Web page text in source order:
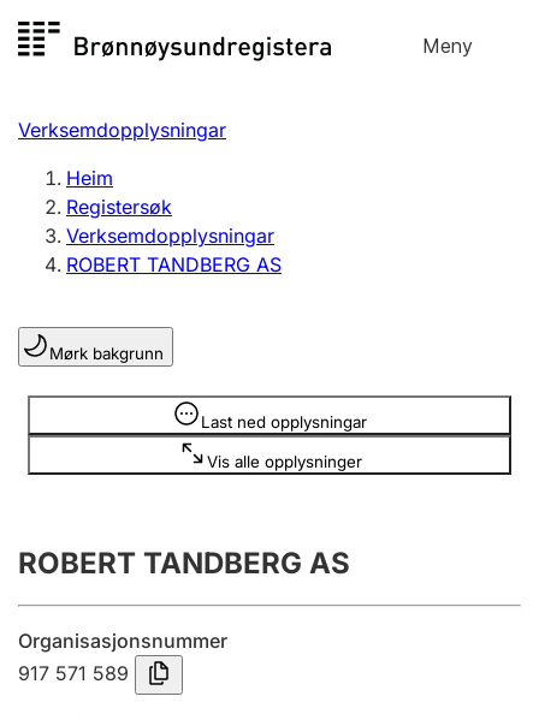
til
Meny
Registersøk
Aksjeselskap
Enkeltpersonføretak
Registrere, endre, slette
Lag og foreining
Registrere, endre, slette
Årsrekneskap
Innsending og forseinkingsgebyr
Tinglysing
Verksemdopplysningar
Heim
Registersøk
Verksemdopplysningar
ROBERT TANDBERG AS
Mørk bakgrunn
Last ned opplysningar
Vis alle opplysninger
Opplysninger er skjult
ROBERT TANDBERG AS
Organisasjonsnummer
917 571 589